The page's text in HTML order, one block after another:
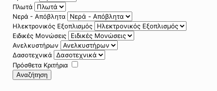
Πλωτά
Νερά - Απόβλητα
Ηλεκτρονικός Εξοπλισμός
Ειδικές Μονώσεις
Ανελκυστήρων
Δασοτεχνικά
Πρόσθετα Κριτήρια
Αναζήτηση